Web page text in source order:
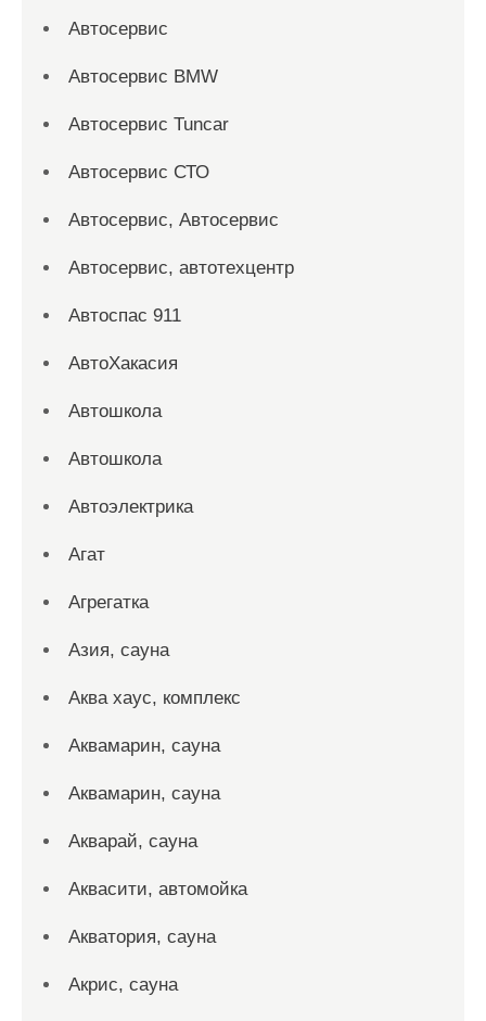
Автосервис
Автосервис BMW
Автосервис Tuncar
Автосервис СТО
Автосервис, Автосервис
Автосервис, автотехцентр
Автоспас 911
АвтоХакасия
Автошкола
Автошкола
Автоэлектрика
Агат
Агрегатка
Азия, сауна
Аква хаус, комплекс
Аквамарин, сауна
Аквамарин, сауна
Акварай, сауна
Аквасити, автомойка
Акватория, сауна
Акрис, сауна